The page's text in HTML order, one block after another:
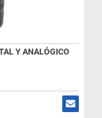
Y ANALÓGICO